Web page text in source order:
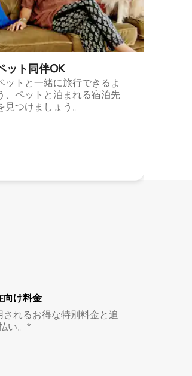
ット同⁠伴OK
ットと一緒に旅行できるよ
、ペットと泊まれる宿泊先
見つけましょう。
向け料金
れるお得な特別料金と追
い。*